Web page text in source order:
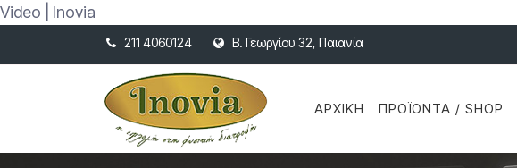
Video | Inovia
211 4060124 Β. Γεωργίου 32, Παιανία
ΑΡΧΙΚΉ ΠΡΟΪΌΝΤΑ / SHOP